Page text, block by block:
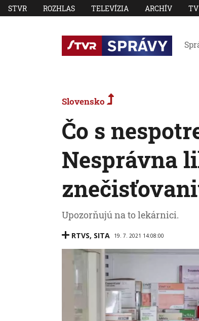
STVR ROZHLAS TELEVÍZIA ARCHÍV TV
Slovensko
Čo s
Nesprávna
Upozorňujú na to lekárnici.
RTVS, SITA 19. 7. 2021 14:08:00